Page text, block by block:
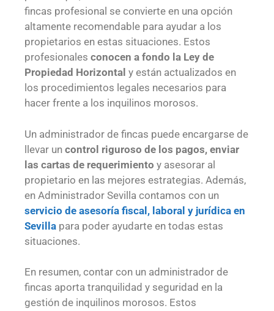
fincas profesional se convierte en una opción
altamente recomendable para ayudar a los
propietarios en estas situaciones. Estos
profesionales conocen a fondo la Ley de
Propiedad Horizontal y están actualizados en
los procedimientos legales necesarios para
hacer frente a los inquilinos morosos.
Un administrador de fincas puede encargarse de
llevar un control riguroso de los pagos, enviar
las cartas de requerimiento y asesorar al
propietario en las mejores estrategias. Además,
en Administrador Sevilla contamos con un
servicio de asesoría fiscal, laboral y jurídica en
Sevilla para poder ayudarte en todas estas
situaciones.
En resumen, contar con un administrador de
fincas aporta tranquilidad y seguridad en la
gestión de inquilinos morosos. Estos